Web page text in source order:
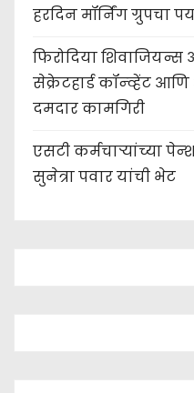
हरदिन मॉर्निंग ग्रुपचा
फिरोदिया
सेक्रेटहार्ड कॉन्व्हेंट
दमदार कामगिरी
एसटी कर्मचाऱ्यांच्या
सुनेत्रा पवार यांची भेट